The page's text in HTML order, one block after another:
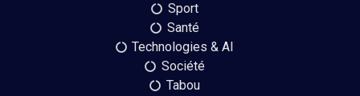
Sport
Santé
Technologies & AI
Société
Tabou